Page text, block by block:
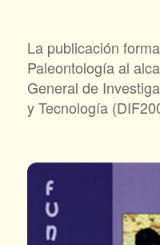
La publicación
Paleontología al
General de
y Tecnología